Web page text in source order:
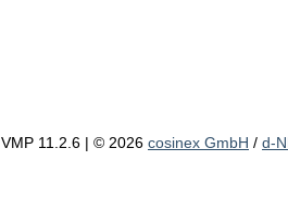
VMP 11.2.6 | © 2026 cosinex GmbH / d-